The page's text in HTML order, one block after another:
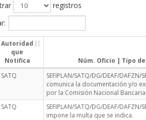
registros
Autoridad
que
Notifica
Núm. Oficio | Tipo
SATQ
SEFIPLAN/SATQ/DG/DEAF/
comunica la documentación y/o
por la Comisión Nacional
SATQ
SEFIPLAN/SATQ/DG/DEAF/
impone la multa que se indica.